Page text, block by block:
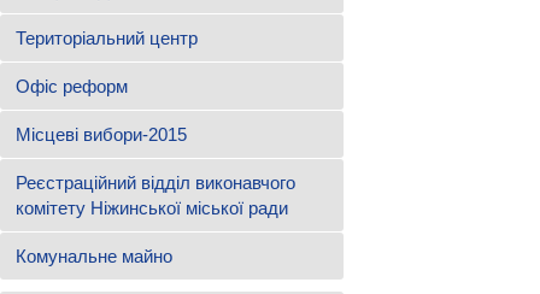
Територіальний центр
Офіс реформ
Місцеві вибори-2015
Реєстраційний відділ виконавчого
комітету Ніжинської міської ради
Комунальне майно